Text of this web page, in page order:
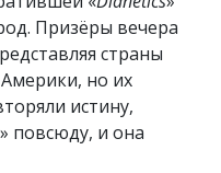
Призёры вечера
страны
но их
истину,
» повсюду, и она